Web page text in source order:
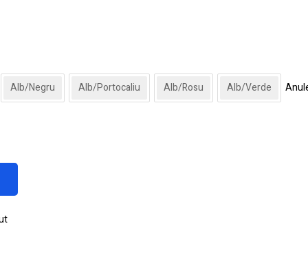
Alb/Negru Alb/Portocaliu Alb/Rosu Alb/Verde